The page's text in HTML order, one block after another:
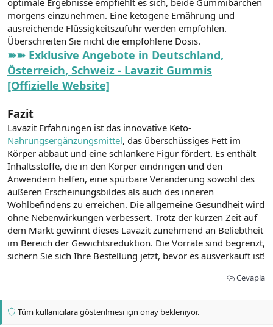
morgens einzunehmen. Eine ketogene Ernährung und
ausreichende Flüssigkeitszufuhr werden empfohlen.
Überschreiten Sie nicht die empfohlene Dosis.
➽➽ Exklusive Angebote in Deutschland,
Österreich, Schweiz - Lavazit Gummis
[Offizielle Website]
Fazit
Lavazit Erfahrungen ist das innovative Keto-
Nahrungsergänzungsmittel, das überschüssiges Fett im
Körper abbaut und eine schlankere Figur fördert. Es enthält
Inhaltsstoffe, die in den Körper eindringen und den
Anwendern helfen, eine spürbare Veränderung sowohl des
äußeren Erscheinungsbildes als auch des inneren
Wohlbefindens zu erreichen. Die allgemeine Gesundheit wird
ohne Nebenwirkungen verbessert. Trotz der kurzen Zeit auf
dem Markt gewinnt dieses Lavazit zunehmend an Beliebtheit
im Bereich der Gewichtsreduktion. Die Vorräte sind begrenzt,
sichern Sie sich Ihre Bestellung jetzt, bevor es ausverkauft ist!
Cevapla
Tüm kullanıcılara gösterilmesi için onay bekleniyor.